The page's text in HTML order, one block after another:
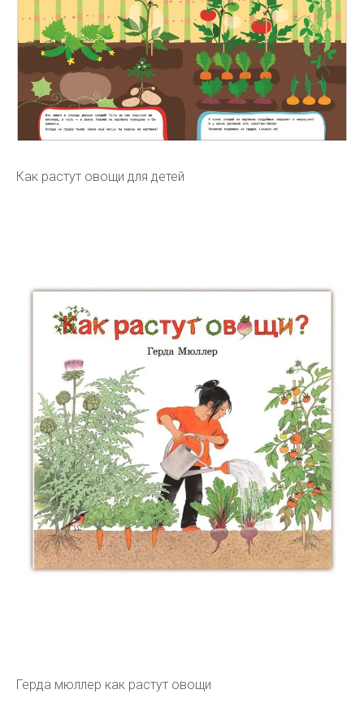
Как растут овощи для детей
Герда мюллер как растут овощи